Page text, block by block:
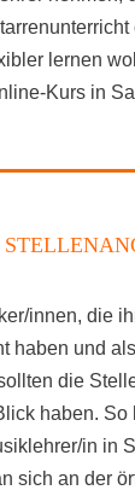
lernen
Kurs in
innen, die
haben und
die
haben. So
in in
sich an der